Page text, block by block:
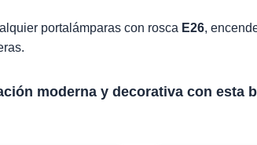
portalámparas con rosca E26,
moderna y decorativa con esta